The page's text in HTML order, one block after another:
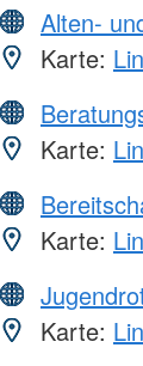
Alten-
Karte:
Karte:
Karte:
Karte: